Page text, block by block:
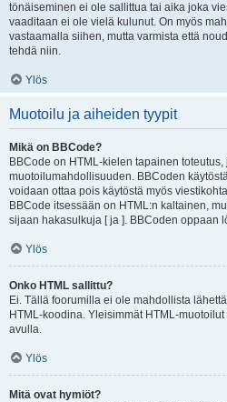
tönäiseminen ei ole sallittua tai aika joka
vaaditaan ei ole vielä kulunut. On myös
vastaamalla siihen, mutta varmista että
tehdä niin.
Ylös
Muotoilu ja aiheiden tyypit
Mikä on BBCode?
BBCode on HTML-kielen tapainen
muotoilumahdollisuuden. BBCoden
voidaan ottaa pois käytöstä myös
BBCode itsessään on HTML:n kaltainen,
sijaan hakasulkuja [ ja ]. BBCoden oppaan
Ylös
Onko HTML sallittu?
Ei. Tällä foorumilla ei ole mahdollista
HTML-koodina. Yleisimmät HTML-
avulla.
Ylös
Mitä ovat hymiöt?